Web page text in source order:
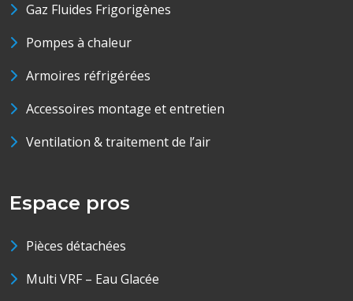
Gaz Fluides Frigorigènes
Pompes à chaleur
Armoires réfrigérées
Accessoires montage et entretien
Ventilation & traitement de l’air
Espace pros
Pièces détachées
Multi VRF – Eau Glacée